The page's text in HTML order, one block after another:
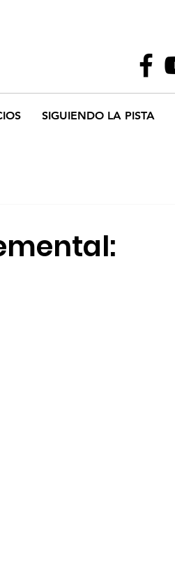
SIGUIENDO LA PISTA